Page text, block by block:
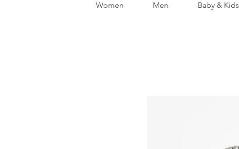
Women Men Baby & Kids